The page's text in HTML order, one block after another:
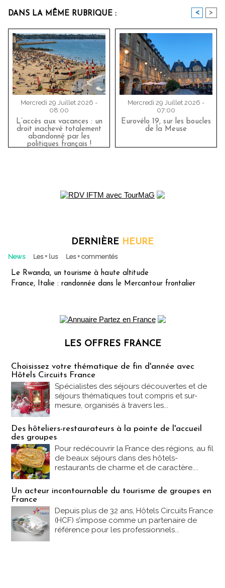
DANS LA MÊME RUBRIQUE : < >
Mercredi 29 Juillet 2026 -
08:00
L’accès aux vacances : un
droit inachevé totalement
abandonné par les
politiques français !
Mercredi 29 Juillet 2026 -
07:00
Eurovélo 19, sur les boucles
de la Meuse
DERNIÈRE HEURE
News Les + lus Les + commentés
Le Rwanda, un tourisme à haute altitude
France, Italie : randonnée dans le Mercantour frontalier
LES OFFRES FRANCE
Choisissez votre thématique de fin d'année avec
Hôtels Circuits France
Spécialistes des séjours découvertes et de
séjours thématiques tout compris et sur-
mesure, organisés à travers les...
Des hôteliers-restaurateurs à la pointe de l'accueil
des groupes
Pour redécouvrir la France des régions, au fil
de beaux séjours dans des hôtels-
restaurants de charme et de caractère....
Un acteur incontournable du tourisme de groupes en
France
Depuis plus de 32 ans, Hôtels Circuits France
(HCF) s’impose comme un partenaire de
référence pour les professionnels...